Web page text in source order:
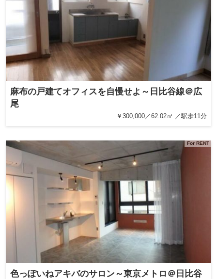
麻布の戸建てオフィスを自慢せよ～日比谷線＠広
尾
￥300,000／62.02㎡ ／駅歩11分
For RENT
色っぽいねアキバのサロン～東京メトロ＠日比谷